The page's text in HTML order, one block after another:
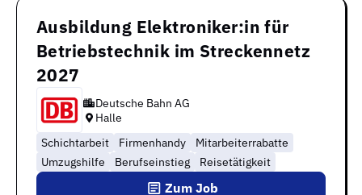
Ausbildung Elektroniker:in für
Betriebstechnik im Streckennetz
2027
Deutsche Bahn AG
Halle
Schichtarbeit
Firmenhandy
Mitarbeiterrabatte
Umzugshilfe
Berufseinstieg Reisetätigkeit
Zum Job